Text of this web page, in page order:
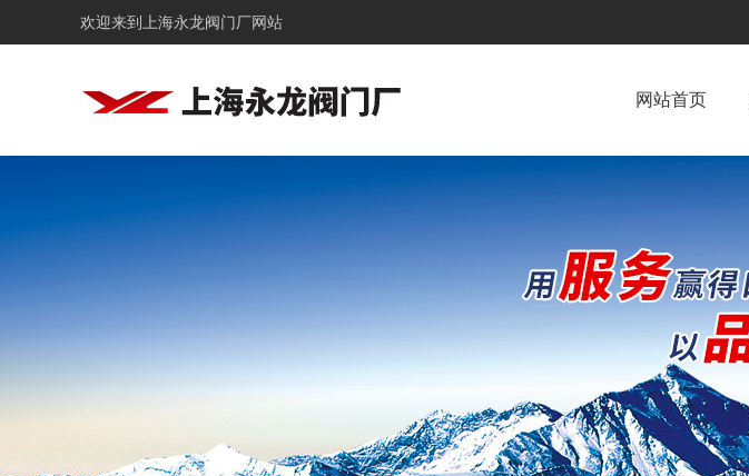
欢迎来到 上海永龙阀门厂网站
网站首页